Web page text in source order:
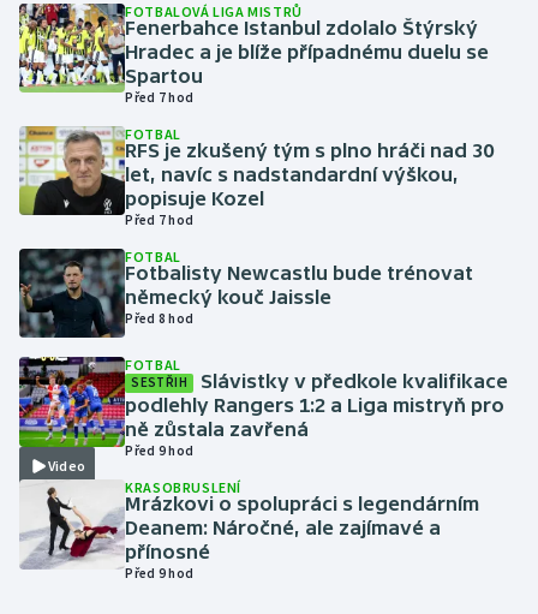
Jezdectví
Judo
Krasobruslení
Lezení
Lyže a snowboard
Moderní pětiboj
Motorsport
Olympijské hry
Parasport
Plavání
FOTBALOVÁ LIGA MISTRŮ
Fenerbahce Istanbul zdolalo Štýrský
Hradec a je blíže případnému duelu se
Spartou
Před 7 hod
FOTBAL
RFS je zkušený tým s plno hráči nad 30
let, navíc s nadstandardní výškou,
popisuje Kozel
Před 7 hod
FOTBAL
Fotbalisty Newcastlu bude trénovat
německý kouč Jaissle
Před 8 hod
Video
FOTBAL
SESTŘIH
Slávistky v předkole kvalifikace
podlehly Rangers 1:2 a Liga mistryň pro
ně zůstala zavřená
Před 9 hod
KRASOBRUSLENÍ
Mrázkovi o spolupráci s legendárním
Deanem: Náročné, ale zajímavé a
přínosné
Před 9 hod